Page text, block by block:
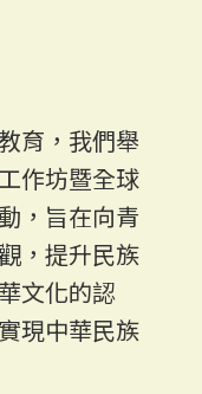
育，我們舉
作坊暨全球
，旨在向青
，提升民族
文化的認
現中華民族